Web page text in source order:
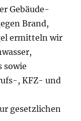
Gebäude-
Brand,
ermitteln wir
sowie
, KFZ- und
gesetzlichen